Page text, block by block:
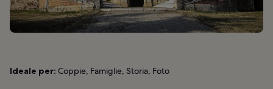
Ideale per: Coppie, Famiglie, Storia, Foto